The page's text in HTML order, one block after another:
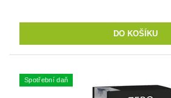
Spotřební daň